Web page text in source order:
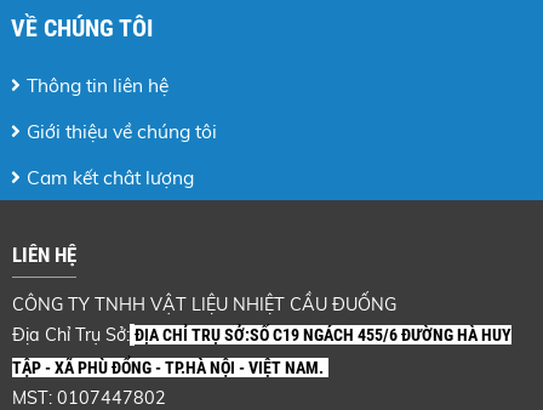
VỀ CHÚNG TÔI
Thông tin liên hệ
Giới thiệu về chúng tôi
Cam kết chât lượng
LIÊN HỆ
CÔNG TY TNHH VẬT LIỆU NHIỆT CẦU ĐUỐNG
Địa Chỉ Trụ Sở: ĐỊA CHỈ TRỤ SỞ:SỐ C19 NGÁCH 455/6 ĐƯỜNG HÀ HUY
TẬP - XÃ PHÙ ĐỔNG - TP.HÀ NỘI - VIỆT NAM.
MST: 0107447802